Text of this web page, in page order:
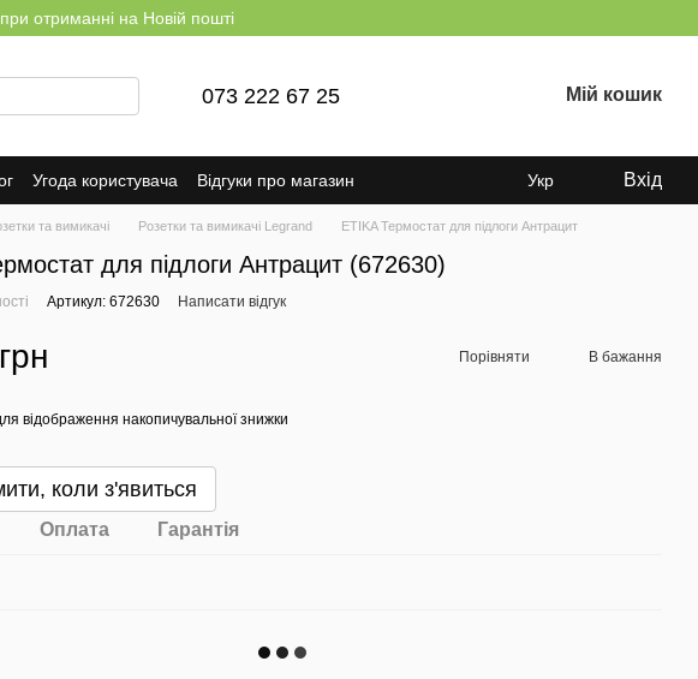
отриманні на Новій пошті
073 222 67 25 Мій кошик
Угода користувача Відгуки про магазин Укр Вхід
та вимикачі Розетки та вимикачі Legrand ETIKA Термостат для підлоги Антрацит
для підлоги Антрацит (672630)
Артикул: 672630 Написати відгук
Порівняти В бажання
відображення накопичувальної знижки
коли з'явиться
Оплата Гарантія